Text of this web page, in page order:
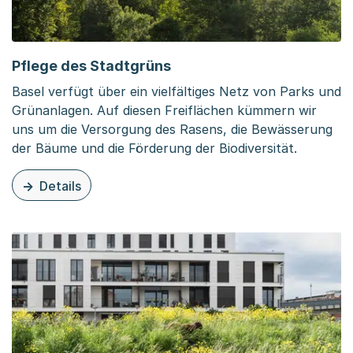
Pflege des Stadtgrüns
Basel verfügt über ein vielfältiges Netz von Parks und
Grünanlagen. Auf diesen Freiflächen kümmern wir
uns um die Versorgung des Rasens, die Bewässerung
der Bäume und die Förderung der Biodiversität.
Details
zu dieser Organisationsseite: Pflege des Stadtgrüns